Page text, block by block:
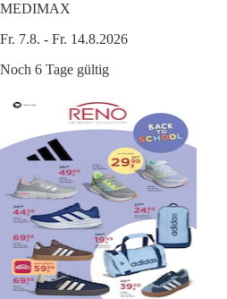
MEDIMAX
Fr. 7.8. - Fr. 14.8.2026
Noch 6 Tage gültig